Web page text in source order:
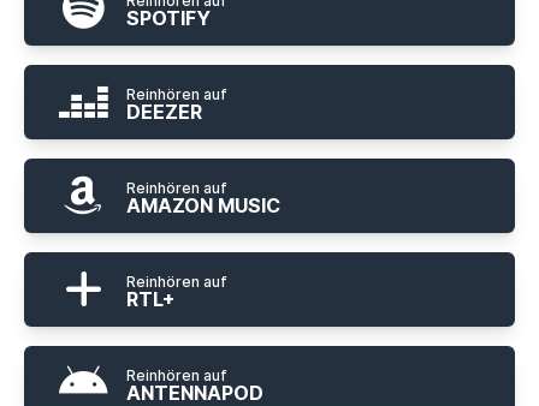
SPOTIFY
Reinhören auf
DEEZER
Reinhören auf
AMAZON MUSIC
Reinhören auf
RTL+
Reinhören auf
ANTENNAPOD